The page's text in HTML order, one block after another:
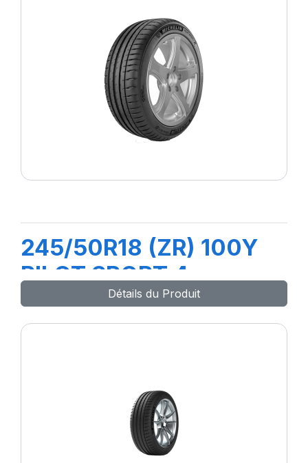
245/50R18 (ZR) 100Y
PILOT SPORT 4
Détails du Produit